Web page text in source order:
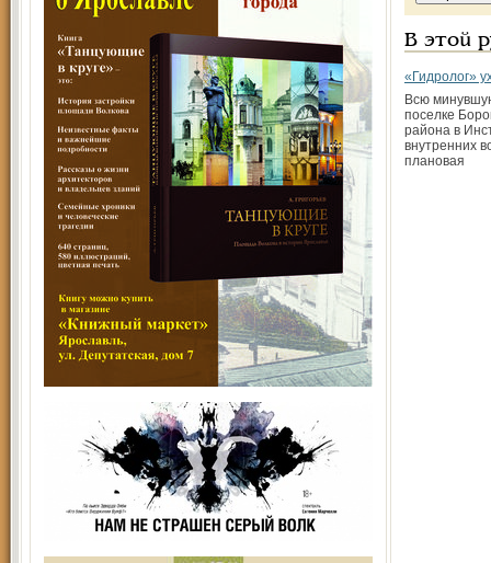
В этой
«Гидролог»
Всю
поселке
района в
внутренних
плановая